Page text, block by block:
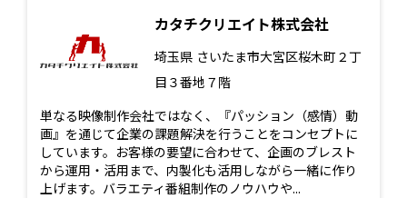
カタチクリエイト株式会社
埼玉県 さいたま市大宮区桜木町２丁
目３番地７階
単なる映像制作会社ではなく、『パッション（感情）動
画』を通じて企業の課題解決を行うことをコンセプトに
しています。お客様の要望に合わせて、企画のブレスト
から運用・活用まで、内製化も活用しながら一緒に作り
上げます。バラエティ番組制作のノウハウや...